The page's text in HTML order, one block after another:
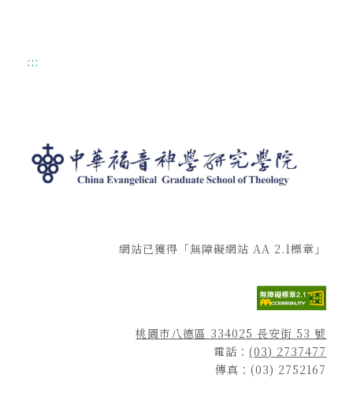
:::
網站已獲得「無障礙網站 AA 2.1標章」
桃園市八德區 334025 長安街 53 號
電話：(03) 2737477
傳真：(03) 2752167